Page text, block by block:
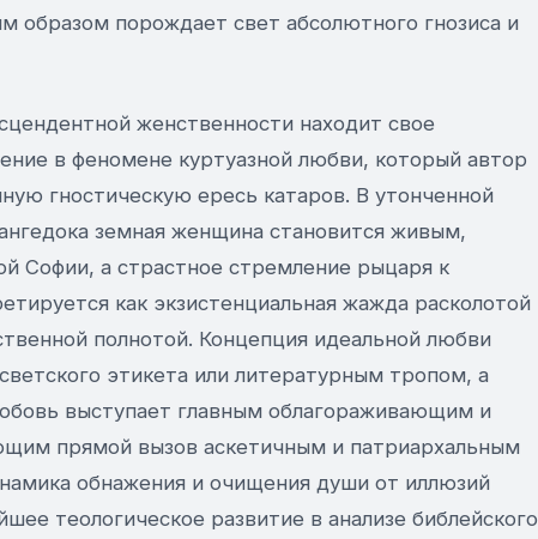
образом порождает свет абсолютного гнозиса и
женственности находит свое
в феномене куртуазной любви, который автор
гностическую ересь катаров. В утонченной
земная женщина становится живым,
Софии, а страстное стремление рыцаря к
как экзистенциальная жажда расколотой
полнотой. Концепция идеальной любви
этикета или литературным тропом, а
выступает главным облагораживающим и
прямой вызов аскетичным и патриархальным
обнажения и очищения души от иллюзий
теологическое развитие в анализе библейского